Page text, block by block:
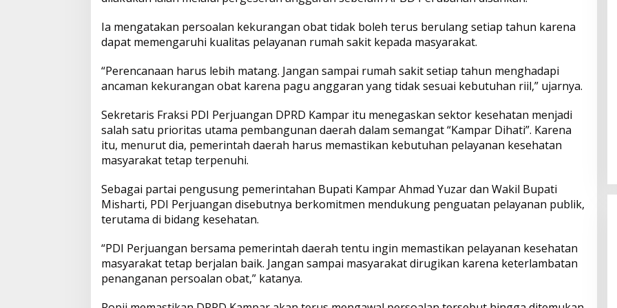
o
o
n
a
n
O
a
t
d
e
m
W
u
j
u
k
a
n
a
Ia mengatakan persoalan kekurangan obat tidak boleh terus berulang setiap tahun karena
dapat memengaruhi kualitas pelayanan rumah sakit kepada masyarakat.
“Perencanaan harus lebih matang. Jangan sampai rumah sakit setiap tahun menghadapi
ancaman kekurangan obat karena pagu anggaran yang tidak sesuai kebutuhan riil,” ujarnya.
Sekretaris Fraksi PDI Perjuangan DPRD Kampar itu menegaskan sektor kesehatan menjadi
salah satu prioritas utama pembangunan daerah dalam semangat “Kampar Dihati”. Karena
itu, menurut dia, pemerintah daerah harus memastikan kebutuhan pelayanan kesehatan
masyarakat tetap terpenuhi.
Sebagai partai pengusung pemerintahan Bupati Kampar Ahmad Yuzar dan Wakil Bupati
Misharti, PDI Perjuangan disebutnya berkomitmen mendukung penguatan pelayanan publik,
terutama di bidang kesehatan.
“PDI Perjuangan bersama pemerintah daerah tentu ingin memastikan pelayanan kesehatan
masyarakat tetap berjalan baik. Jangan sampai masyarakat dirugikan karena keterlambatan
penanganan persoalan obat,” katanya.